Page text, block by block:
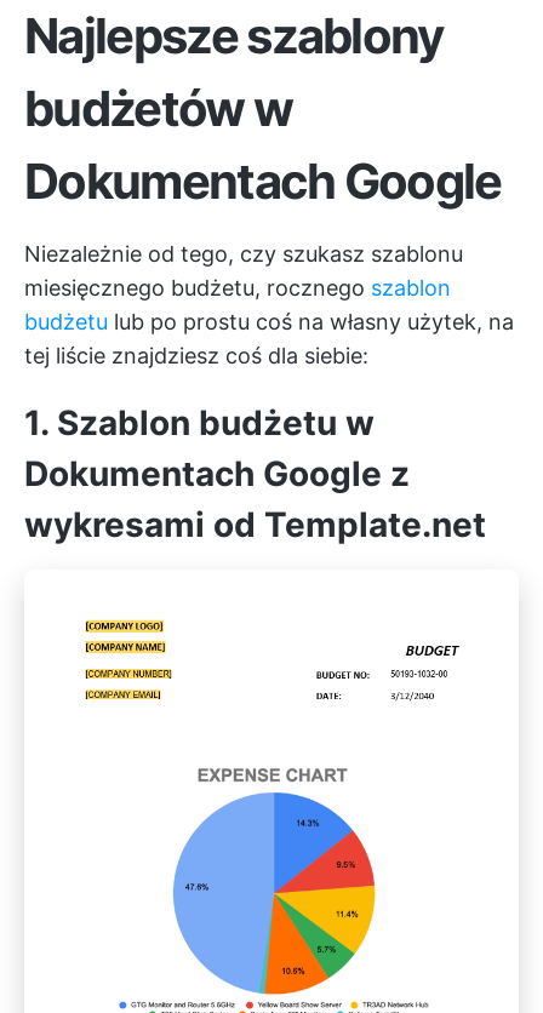
Najlepsze szablony
budżetów w
Dokumentach Google
Niezależnie od tego, czy szukasz szablonu
miesięcznego budżetu, rocznego szablon
budżetu lub po prostu coś na własny użytek, na
tej liście znajdziesz coś dla siebie:
1. Szablon budżetu w
Dokumentach Google z
wykresami od Template.net